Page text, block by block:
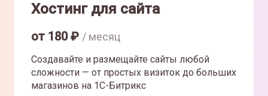
Хостинг для сайта
от 180₽ / месяц
Создавайте и размещайте сайты любой
сложности — от простых визиток до больших
магазинов на 1С-Битрикс